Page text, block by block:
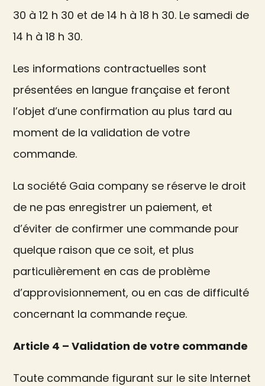
30 à 12 h 30 et de 14 h à 18 h 30. Le samedi de
14 h à 18 h 30.
Les informations contractuelles sont
présentées en langue française et feront
l’objet d’une confirmation au plus tard au
moment de la validation de votre
commande.
La société Gaia company se réserve le droit
de ne pas enregistrer un paiement, et
d’éviter de confirmer une commande pour
quelque raison que ce soit, et plus
particulièrement en cas de problème
d’approvisionnement, ou en cas de difficulté
concernant la commande reçue.
Article 4 – Validation de votre commande
Toute commande figurant sur le site Internet